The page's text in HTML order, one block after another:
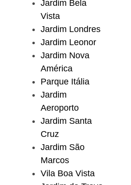
Jardim Bela
Vista
Jardim Londres
Jardim Leonor
Jardim Nova
América
Parque Itália
Jardim
Aeroporto
Jardim Santa
Cruz
Jardim São
Marcos
Vila Boa Vista